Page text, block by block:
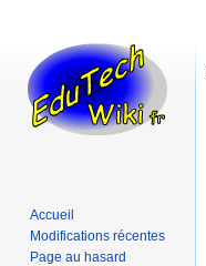
Accueil
Modifications récentes
Page au hasard